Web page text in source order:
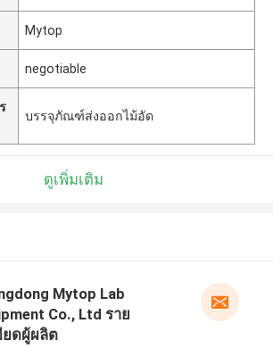
Mytop
negotiable
บรรจุภัณฑ์ส่งออกไม้อัด
ดูเพิ่มเติม
Mytop Lab
Co., Ltd ราย
ยดผู้ผลิต